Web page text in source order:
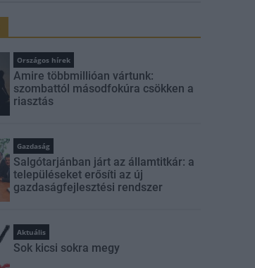
Országos hírek
Amire többmillióan vártunk:
szombattól másodfokúra csökken a
riasztás
Gazdaság
Salgótarjánban járt az államtitkár: a
településeket erősíti az új
gazdaságfejlesztési rendszer
Aktuális
Sok kicsi sokra megy